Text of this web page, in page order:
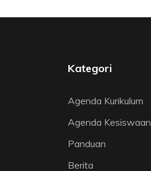
Kategori
Agenda Kurikulum
Agenda Kesiswaan
Panduan
Berita